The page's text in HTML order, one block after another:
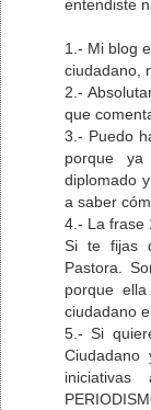
entendiste
1.- Mi blog
ciudadano,
2.-
que
3.- Puedo
porque
diplomado y
a saber
4.- La frase
Si te fijas
Pastora.
porque
ciudadano
5.- Si